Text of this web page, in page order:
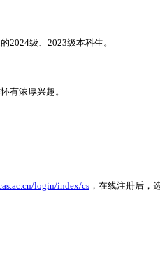
2024级、2023级本科生。
有浓厚兴趣。
login/index/cs ，在线注册后，